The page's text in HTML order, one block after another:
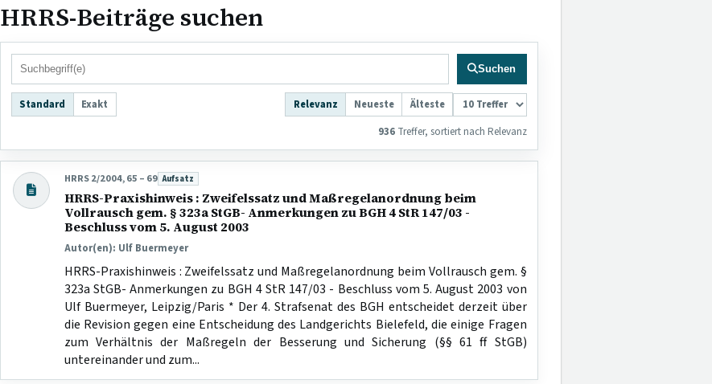
HRRS-Beiträge suchen
Suchen
Standard Exakt Relevanz Neueste
Älteste
936Treffer, sortiert nach Relevanz
HRRS 2/2004, 65 – 69 Beitragsart:
Aufsatz
HRRS-Praxishinweis : Zweifelssatz und Maßregelanordnung beim
Vollrausch gem. § 323a StGB- Anmerkungen zu BGH 4 StR 147/03 -
Beschluss vom 5. August 2003
Autor(en): Ulf Buermeyer
HRRS-Praxishinweis : Zweifelssatz und Maßregelanordnung beim Vollrausch gem. §
323a StGB- Anmerkungen zu BGH 4 StR 147/03 - Beschluss vom 5. August 2003 von
Ulf Buermeyer, Leipzig/Paris * Der 4. Strafsenat des BGH entscheidet derzeit über
die Revision gegen eine Entscheidung des Landgerichts Bielefeld, die einige Fragen
zum Verhältnis der Maßregeln der Besserung und Sicherung (§§ 61 ff StGB)
untereinander und zum...